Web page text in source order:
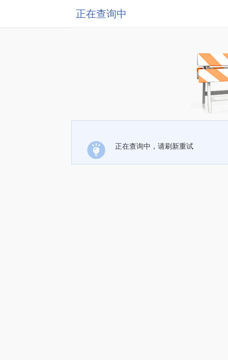
正在查询中
正在查询中，请刷新重试